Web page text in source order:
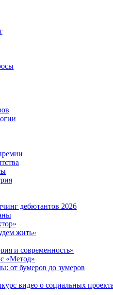
дебютантов 2026
жить»
и современность»
«Метод»
от бумеров до зумеров
видео о социальных